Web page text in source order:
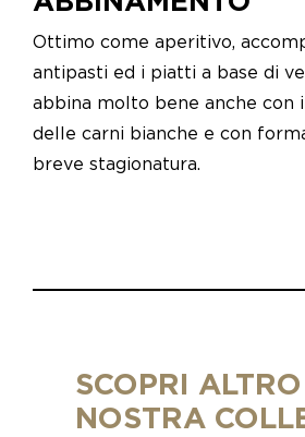
Ottimo come aperitivo,
antipasti ed i piatti a base di
abbina molto bene anche con
delle carni bianche e con
breve stagionatura.
SCOPRI
NOSTRA